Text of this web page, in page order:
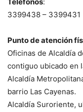
3399438 – 3399431
Punto de atención
Oficinas de Alcaldía
contiguo ubicado en
Alcaldía
barrio Las Cayenas.
Alcaldía Suroriente,